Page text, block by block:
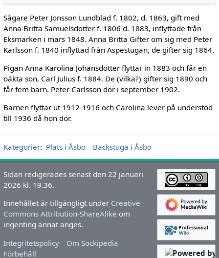
Sågare Peter Jonsson Lundblad f. 1802, d. 1863, gift med
Anna Britta Samuelsdotter f. 1806 d. 1883, inflyttade från
Eksmarken i mars 1848. Anna Britta Gifter om sig med Peter
Karlsson f. 1840 inflyttad från Aspestugan, de gifter sig 1864.
Pigan Anna Karolina Johansdotter flyttar in 1883 och får en
oäkta son, Carl Julius f. 1884. De (vilka?) gifter sig 1890 och
får fem barn. Peter Carlsson dör i september 1902.
Barnen flyttar ut 1912-1916 och Carolina lever på understöd
till 1936 då hon dör.
Kategorier: Plats i Åsbo Backstuga i Åsbo
Sidan redigerades senast den 22 januari
2026 kl. 19.36.
Innehållet är tillgängligt under Creative
Commons Attribution-ShareAlike om
ingenting annat anges.
Integritetspolicy
Om Sockipedia
Förbehåll